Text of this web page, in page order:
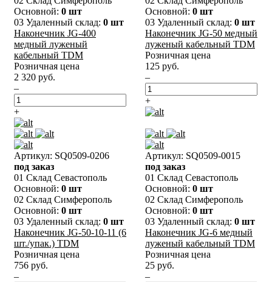
Основной: 0 шт
03 Удаленный склад: 0 шт
Наконечник JG-400
медный луженый
кабельный TDM
Розничная цена
2 320 руб.
–
+
Основной: 0 шт
03 Удаленный склад: 0 шт
Наконечник JG-50 медный
луженый кабельный TDM
Розничная цена
125 руб.
–
+
Артикул: SQ0509-0206
под заказ
01 Склад Севастополь
Основной: 0 шт
02 Склад Симферополь
Основной: 0 шт
03 Удаленный склад: 0 шт
Наконечник JG-50-10-11 (6
шт./упак.) TDM
Розничная цена
756 руб.
–
Артикул: SQ0509-0015
под заказ
01 Склад Севастополь
Основной: 0 шт
02 Склад Симферополь
Основной: 0 шт
03 Удаленный склад: 0 шт
Наконечник JG-6 медный
луженый кабельный TDM
Розничная цена
25 руб.
–